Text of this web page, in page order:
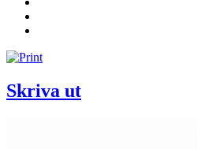
Skriva ut